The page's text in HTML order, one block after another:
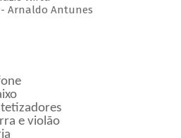
- Arnaldo Antunes
e violão